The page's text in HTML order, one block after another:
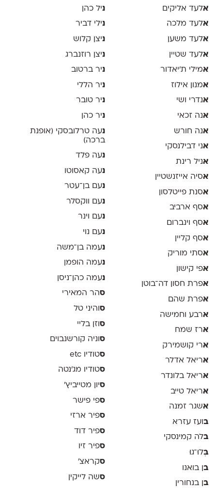
אלעד אליקים
אלעד מלכה
אלעד משען
אלעד שטיין
אמילי ת׳יאדור
אמנון אילוז
אנדרי ושי
אנה זכאי
אנה חורש
אני דבילנסקי
אניל רינת
אסיה אייזנשטיין
אסנת פייטלסון
אסף ארביב
אסף וינברום
אסף קליין
אסתי מוריק
אפי קישון
אפרת חסון דה־בוטן
אפרת שהם
ארבע וחמישה
ארז שמח
ארי קושמירק
אריאל אדלר
אריאל בלונדר
אריאל טייב
אשגר זמנה
בועז עזרא
בלה קמינסקי
בְּלוּ־גוּ
בן בואנו
בן בנחורין
ניל כהן
נילי דביר
ניצן קלוש
ניצן רוזנברג
ניר ברטוב
ניר הללי
ניר טובר
ניר כהן
נעה טרלובסקי (אופנת
ברכה)
נעה פלד
נעה קאסוטו
נעם בן־עטר
נעם ווקסלר
נעם וינר
נעם נוי
נעמה בן־משה
נעמה הופמן
נעמה כהן־ניסן
סהר המאירי
ס והיני טל
ס וזן בליי
סוניה קורשנבוים
סטודיו etc
סטודיו מג'נטה
סיון מטייביץ׳
ספי פישר
ספיר ארזי
ספיר דוד
ספיר זיו
סקראצ׳
סשה לייקין